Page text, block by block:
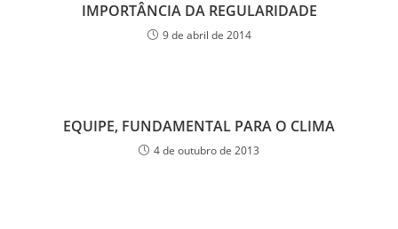
IMPORTÂNCIA DA REGULARIDADE
9 de abril de 2014
EQUIPE, FUNDAMENTAL PARA O CLIMA
4 de outubro de 2013